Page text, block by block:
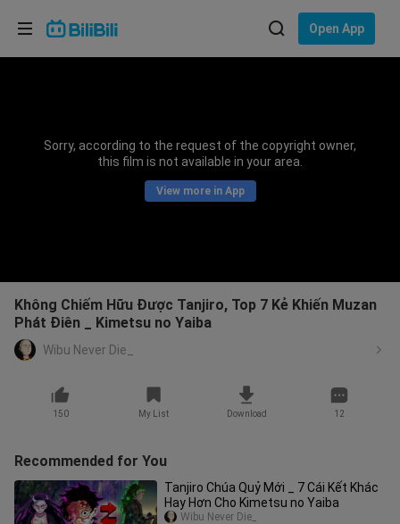
Open App
Sorry, according to the request of the copyright owner,
this film is not available in your area.
View more in App
Không Chiếm Hữu Được Tanjiro, Top 7 Kẻ Khiến Muzan
Phát Điên _ Kimetsu no Yaiba
Wibu Never Die_
150 My List Download 12
Recommended for You
Tanjiro Chúa Quỷ Mới _ 7 Cái Kết Khác
Hay Hơn Cho Kimetsu no Yaiba
Wibu Never Die_
Choose your language